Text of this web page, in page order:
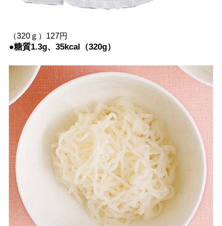
（320ｇ）127円
●糖質1.3g、35kcal（320g）